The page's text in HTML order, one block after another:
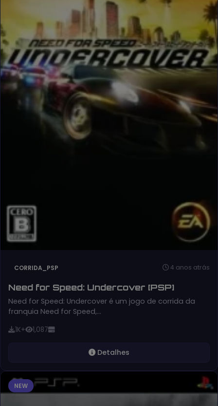
CORRIDA_PSP 4 anos atrás
Need for Speed: Undercover [PSP]
Need for Speed: Undercover é um jogo de corrida da
franquia Need for Speed,…
1K+ 1,087
Detalhes
NEW